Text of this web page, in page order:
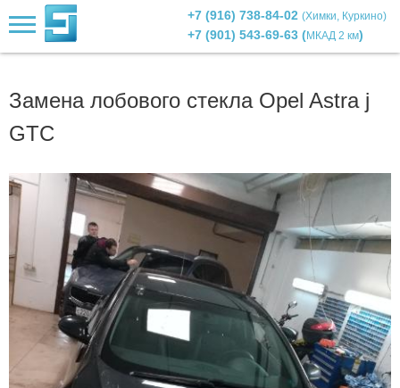
+7 (916) 738-84-02 (Химки, Куркино)
+7 (901) 543-69-63 (МКАД 2 км)
Замена лобового стекла Opel Astra j
GTC